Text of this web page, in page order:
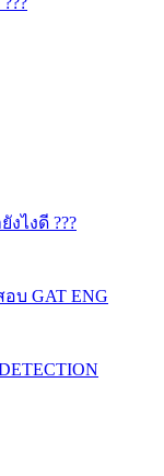
ไงดี ???
บ GAT ENG